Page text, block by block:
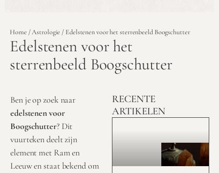
Home /Astrologie / Edelstenen voor het sterrenbeeld Boogschutter
Edelstenen voor het
sterrenbeeld Boogschutter
Ben je op zoek naar
edelstenen voor
Boogschutter? Dit
vuurteken deelt zijn
element met Ram en
Leeuw en staat bekend om
RECENTE
ARTIKELEN